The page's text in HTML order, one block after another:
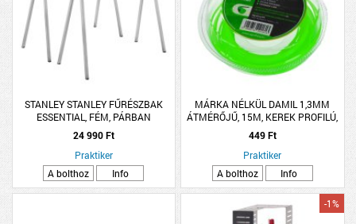
STANLEY STANLEY FŰRÉSZBAK
ESSENTIAL, FÉM, PÁRBAN
85,5X73,6X42,4
24 990 Ft
Praktiker
A bolthoz
Info
MÁRKA NÉLKÜL DAMIL 1,3MM
ÁTMÉRŐJŰ, 15M, KEREK PROFILÚ,
BLISZTERES, FŰKASZÁHOZ
449 Ft
Praktiker
A bolthoz
Info
-1%